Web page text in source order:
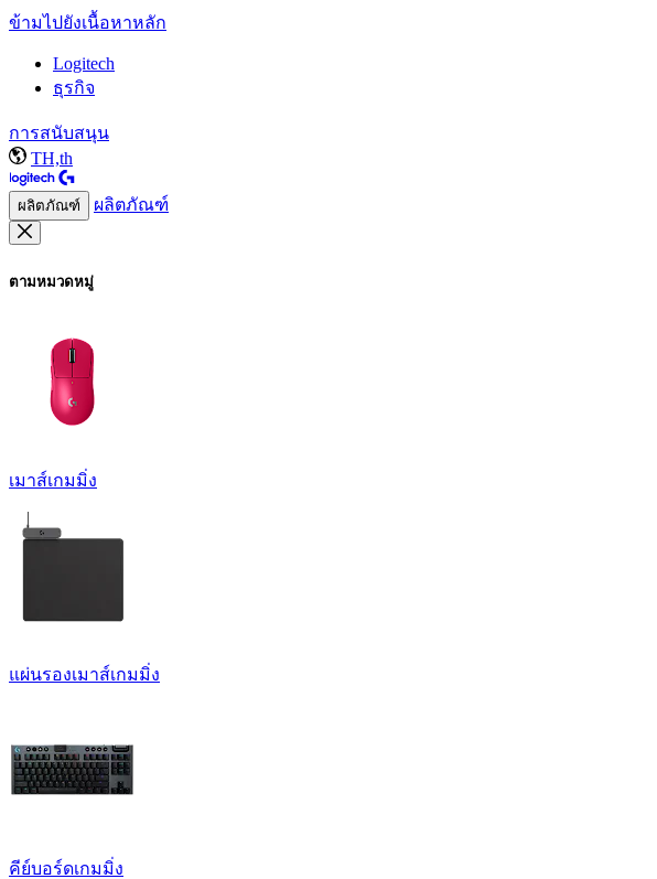
ข้ามไปยังเนื้อหาหลัก
Logitech
ธุรกิจ
การสนับสนุน
TH,th
ผลิตภัณฑ์ ผลิตภัณฑ์
ตามหมวดหมู่
เมาส์เกมมิ่ง
แผ่นรองเมาส์เกมมิ่ง
คีย์บอร์ดเกมมิ่ง